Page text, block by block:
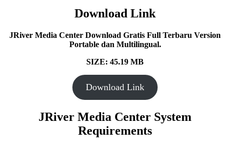
Download Link
JRiver Media Center Download Gratis Full Terbaru Version
Portable dan Multilingual.
SIZE: 45.19 MB
Download Link
JRiver Media Center System
Requirements